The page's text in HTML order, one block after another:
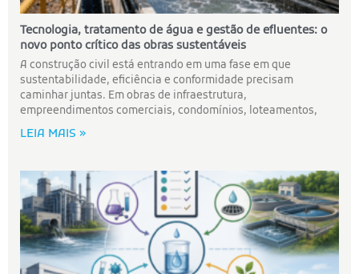
Tecnologia, tratamento de água e gestão de efluentes: o
novo ponto crítico das obras sustentáveis
A construção civil está entrando em uma fase em que
sustentabilidade, eficiência e conformidade precisam
caminhar juntas. Em obras de infraestrutura,
empreendimentos comerciais, condomínios, loteamentos,
LEIA MAIS »